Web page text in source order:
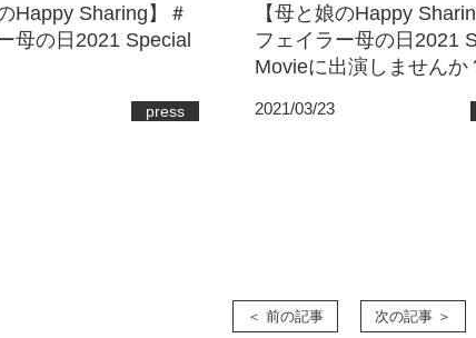
Happy Sharing】＃
母の日2021 Special
press
【母と娘のHappy
フェイラー母の日2021
Movieに出演しませんか
2021/03/23
＜ 前の記事 次の記事 ＞